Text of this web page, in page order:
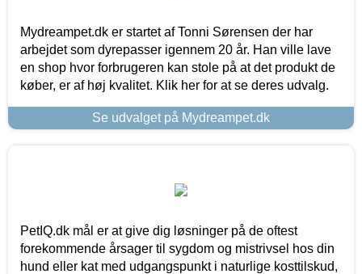
Mydreampet.dk er startet af Tonni Sørensen der har
arbejdet som dyrepasser igennem 20 år. Han ville lave
en shop hvor forbrugeren kan stole på at det produkt de
køber, er af høj kvalitet. Klik her for at se deres udvalg.
Se udvalget på Mydreampet.dk
PetIQ.dk mål er at give dig løsninger på de oftest
forekommende årsager til sygdom og mistrivsel hos din
hund eller kat med udgangspunkt i naturlige kosttilskud,